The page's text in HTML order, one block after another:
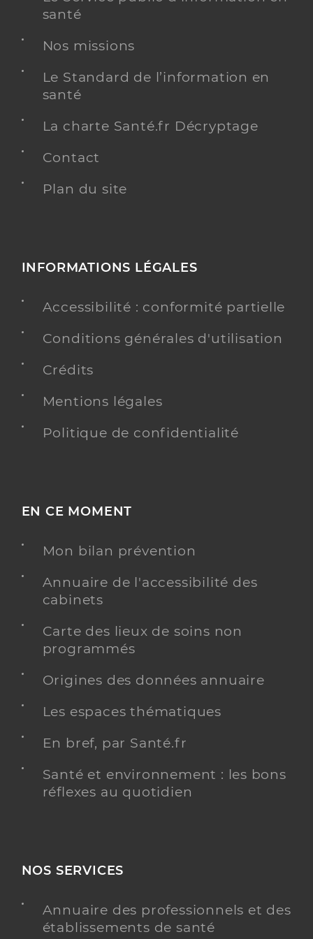
santé
Nos missions
Le Standard de l’information en
santé
La charte Santé.fr Décryptage
Contact
Plan du site
INFORMATIONS LÉGALES
Accessibilité : conformité partielle
Conditions générales d'utilisation
Crédits
Mentions légales
Politique de confidentialité
EN CE MOMENT
Mon bilan prévention
Annuaire de l'accessibilité des
cabinets
Carte des lieux de soins non
programmés
Origines des données annuaire
Les espaces thématiques
En bref, par Santé.fr
Santé et environnement : les bons
réflexes au quotidien
NOS SERVICES
Annuaire des professionnels et des
établissements de santé